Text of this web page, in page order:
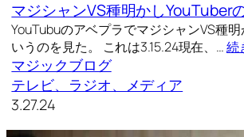
マジシャンVS種明かしYouTuber
YouTubuのアベプラでマジシャンVS種
いうのを見た。 これは3.15.24現在、…続
マジックブログ
テレビ、ラジオ、メディア
3.27.24